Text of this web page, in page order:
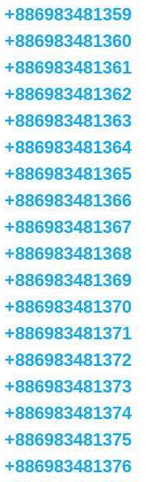
+886983481359
+886983481360
+886983481361
+886983481362
+886983481363
+886983481364
+886983481365
+886983481366
+886983481367
+886983481368
+886983481369
+886983481370
+886983481371
+886983481372
+886983481373
+886983481374
+886983481375
+886983481376